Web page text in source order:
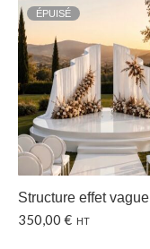
ÉPUISÉ
Structure effet vague
350,00 € HT